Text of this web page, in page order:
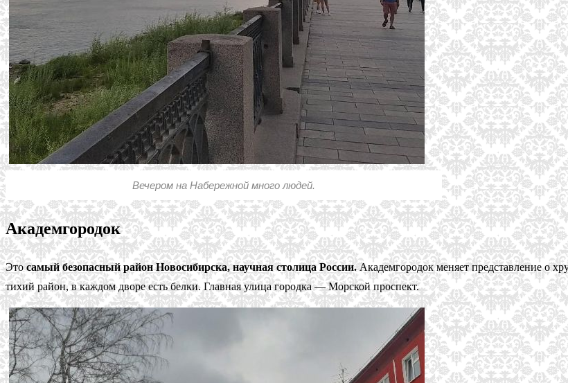
Вечером на Набережной много людей.
Академгородок
Этосамый безопасный район Новосибирска, научная столица России.Академгородок меняет представление о
тихий район, в каждом дворе есть белки. Главная улица городка — Морской проспект.